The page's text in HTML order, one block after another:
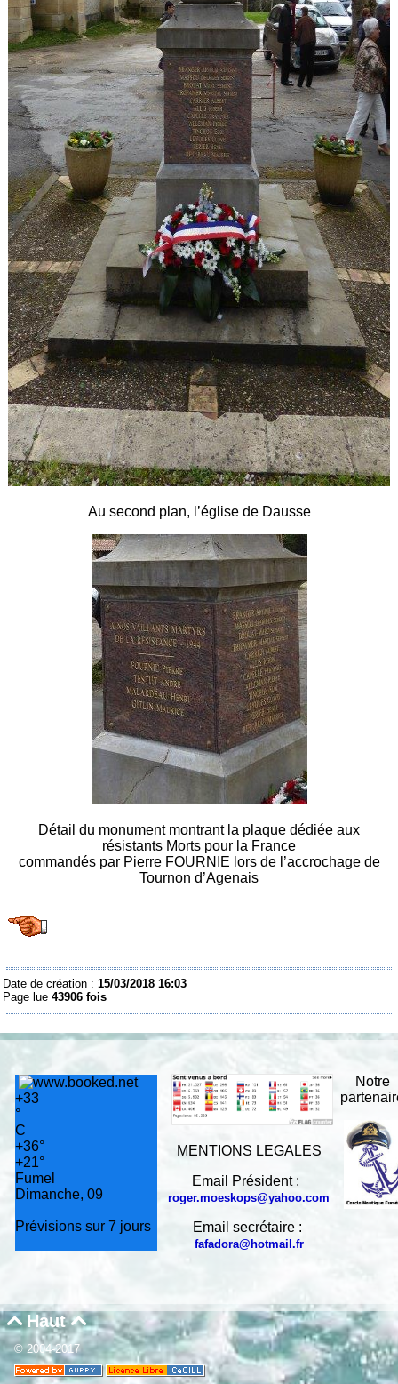
Au second plan, l’église de Dausse
Détail du monument montrant la plaque dédiée aux
résistants Morts pour la France
commandés par Pierre FOURNIE lors de l’accrochage de
Tournon d’Agenais
Date de création :15/03/2018 16:03
Page lue43906 fois
+33
°
C
+36°
+21°
Fumel
Dimanche, 09
Prévisions sur 7 jours
MENTIONS LEGALES
Email Président :
roger.moeskops@yahoo.com
Email secrétaire :
fafadora@hotmail.fr
Notre
Haut
© 2004-2017